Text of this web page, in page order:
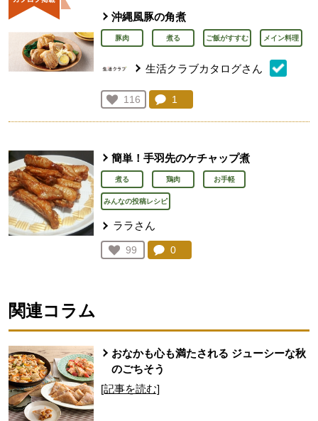
沖縄風豚の角煮
豚肉 煮る ご飯がすすむ メイン料理
生活クラブカタログさん
お気に入り登録：
116
人が登録
コメント：
1
簡単！手羽先のケチャップ煮
煮る 鶏肉 お手軽
みんなの投稿レシピ
ララさん
お気に入り登録：
99
人が登録
コメント：
0
関連コラム
おなかも心も満たされる ジューシーな秋
のごちそう
[記事を読む]